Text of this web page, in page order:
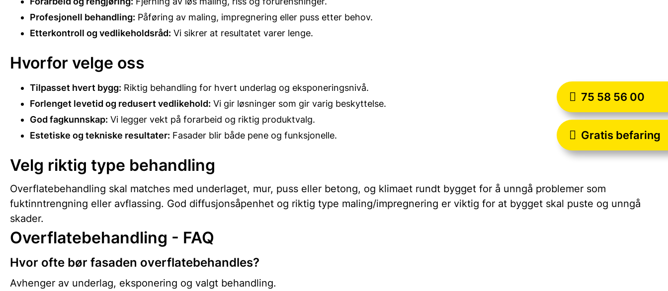
75 58 56 00
Gratis befaring
Profesjonell behandling: Påføring av maling, impregnering eller puss etter behov.
Etterkontroll og vedlikeholdsråd: Vi sikrer at resultatet varer lenge.
Hvorfor velge oss
Tilpasset hvert bygg: Riktig behandling for hvert underlag og eksponeringsnivå.
Forlenget levetid og redusert vedlikehold: Vi gir løsninger som gir varig beskyttelse.
God fagkunnskap: Vi legger vekt på forarbeid og riktig produktvalg.
Estetiske og tekniske resultater: Fasader blir både pene og funksjonelle.
Velg riktig type behandling
Overflatebehandling skal matches med underlaget, mur, puss eller betong, og klimaet rundt bygget for å unngå problemer som
fuktinntrengning eller avflassing. God diffusjonsåpenhet og riktig type maling/impregnering er viktig for at bygget skal puste og unngå
skader.
Overflatebehandling - FAQ
Hvor ofte bør fasaden overflatebehandles?
Avhenger av underlag, eksponering og valgt behandling.